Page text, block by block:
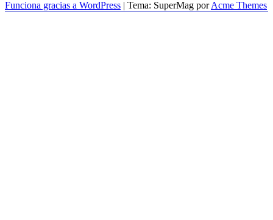
Funciona gracias a WordPress | Tema: SuperMag porAcme Themes